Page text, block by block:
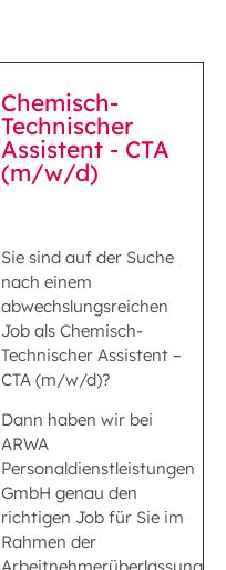
Chemisch-
Technischer
Assistent - CTA
(m/w/d)
Sie sind auf der Suche
nach einem
abwechslungsreichen
Job als Chemisch-
Technischer Assistent –
CTA (m/w/d)?
Dann haben wir bei
ARWA
Personaldienstleistungen
GmbH genau den
richtigen Job für Sie im
Rahmen der